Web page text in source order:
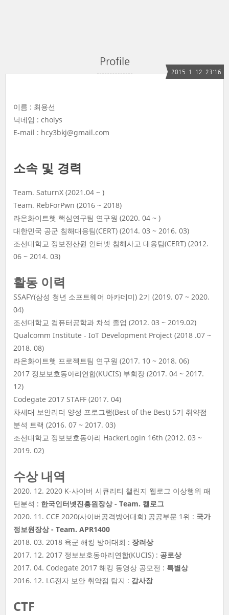
Profile
2015. 1. 12. 23:16
이름 : 최용선
닉네임 : choiys
E-mail : hcy3bkj@gmail.com
소속 및 경력
Team. SaturnX (2021.04 ~ )
Team. RebForPwn (2016 ~ 2018)
라온화이트햇 핵심연구팀 연구원 (2020. 04 ~ )
대한민국 공군 침해대응팀(CERT) (2014. 03 ~ 2016. 03)
조선대학교 정보전산원 인터넷 침해사고 대응팀(CERT) (2012.
06 ~ 2014. 03)
활동 이력
SSAFY(삼성 청년 소프트웨어 아카데미) 2기 (2019. 07 ~ 2020.
04)
조선대학교 컴퓨터공학과 차석 졸업 (2012. 03 ~ 2019.02)
Qualcomm Institute - IoT Development Project (2018 .07 ~
2018. 08)
라온화이트햇 프로젝트팀 연구원 (2017. 10 ~ 2018. 06)
2017 정보보호동아리연합(KUCIS) 부회장 (2017. 04 ~ 2017.
12)
Codegate 2017 STAFF (2017. 04)
차세대 보안리더 양성 프로그램(Best of the Best) 5기 취약점
분석 트랙 (2016. 07 ~ 2017. 03)
조선대학교 정보보호동아리 HackerLogin 16th (2012. 03 ~
2019. 02)
수상 내역
2020. 12. 2020 K-사이버 시큐리티 챌린지 웹로그 이상행위 패
턴분석 : 한국인터넷진흥원장상 - Team. 켈로그
2020. 11. CCE 2020(사이버공격방어대회) 공공부문 1위 : 국가
정보원장상 - Team. APR1400
2018. 03. 2018 육군 해킹 방어대회 : 장려상
2017. 12. 2017 정보보호동아리연합(KUCIS) : 공로상
2017. 04. Codegate 2017 해킹 동영상 공모전 : 특별상
2016. 12. LG전자 보안 취약점 탐지 : 감사장
CTF